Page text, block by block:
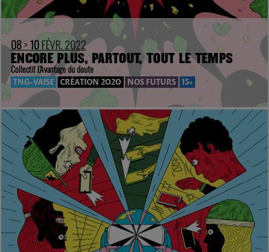
08>10FÉVR. 2022
ENCORE PLUS, PARTOUT, TOUT LE TEMPS
Collectif L'Avantage du doute
TNG-VAISE CRÉATION 2020 NOS FUTURS 15+